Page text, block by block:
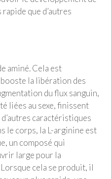
que d’autres
aminé. Cela est
la libération des
du flux sanguin,
liées au sexe, finissent
caractéristiques
le corps, la L-arginine est
un composé qui
large pour la
cela se produit, il